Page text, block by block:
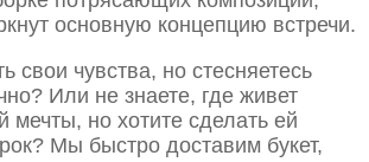
основную концепцию встречи.
свои чувства, но стесняетесь
Или не знаете, где живет
но хотите сделать ей
Мы быстро доставим букет,